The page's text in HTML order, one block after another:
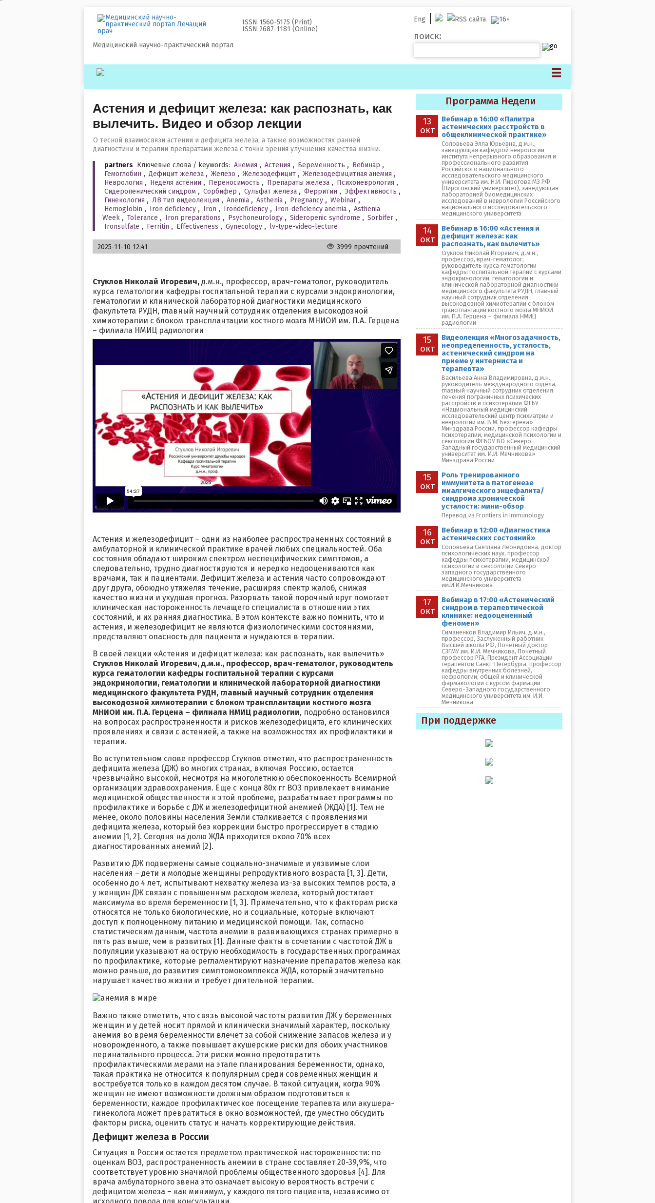
`
Медицинский научно-практический портал
ISSN 1560-5175 (Print)
ISSN 2687-1181 (Online)
Eng
поиск:
Астения и дефицит железа: как распознать, как
вылечить. Видео и обзор лекции
О тесной взаимосвязи астении и дефицита железа, а также возможностях ранней
диагностики и терапии препаратами железа с точки зрения улучшения качества жизни.
partners Ключевые слова / keywords: Анемия , Астения , Беременность , Вебинар ,
Гемоглобин , Дефицит железа , Железо , Железодефицит , Железодефицитная анемия ,
Неврология , Неделя астении , Переносимость , Препараты железа , Психоневрология ,
Сидеропенический синдром , Сорбифер , Сульфат железа , Ферритин , Эффективность ,
Гинекология , ЛВ тип видеолекция , Anemia , Asthenia , Pregnancy , Webinar ,
Hemoglobin , Iron deficiency , Iron , Irondeficiency , Iron-deficiency anemia , Asthenia
Week , Tolerance , Iron preparations , Psychoneurology , Sideropenic syndrome , Sorbifer ,
Ironsulfate , Ferritin , Effectiveness , Gynecology , lv-type-video-lecture
2025-11-10 12:41 3999 прочтений
Стуклов Николай Игоревич, д.м.н., профессор, врач-гематолог, руководитель
курса гематологии кафедры госпитальной терапии с курсами эндокринологии,
гематологии и клинической лабораторной диагностики медицинского
факультета РУДН, главный научный сотрудник отделения высокодозной
химиотерапии с блоком трансплантации костного мозга МНИОИ им. П.А. Герцена
– филиала НМИЦ радиологии
Астения и железодефицит – одни из наиболее распространенных состояний в
амбулаторной и клинической практике врачей любых специальностей. Оба
состояния обладают широким спектром неспецифических симптомов, а
следовательно, трудно диагностируются и нередко недооцениваются как
врачами, так и пациентами. Дефицит железа и астения часто сопровождают
друг друга, обоюдно утяжеляя течение, расширяя спектр жалоб, снижая
качество жизни и ухудшая прогноз. Разорвать такой порочный круг помогает
клиническая настороженность лечащего специалиста в отношении этих
состояний, и их ранняя диагностика. В этом контексте важно помнить, что и
астения, и железодефицит не являются физиологическими состояниями,
представляют опасность для пациента и нуждаются в терапии.
В своей лекции «Астения и дефицит железа: как распознать, как вылечить»
Стуклов Николай Игоревич, д.м.н., профессор, врач-гематолог, руководитель
курса гематологии кафедры госпитальной терапии с курсами
эндокринологии, гематологии и клинической лабораторной диагностики
медицинского факультета РУДН, главный научный сотрудник отделения
высокодозной химиотерапии с блоком трансплантации костного мозга
МНИОИ им. П.А. Герцена – филиала НМИЦ радиологии, подробно остановился
на вопросах распространенности и рисков железодефицита, его клинических
проявлениях и связи с астенией, а также на возможностях их профилактики и
терапии.
Во вступительном слове профессор Стуклов отметил, что распространенность
дефицита железа (ДЖ) во многих странах, включая Россию, остается
чрезвычайно высокой, несмотря на многолетнюю обеспокоенность Всемирной
организации здравоохранения. Еще с конца 80х гг ВОЗ привлекает внимание
медицинской общественности к этой проблеме, разрабатывает программы по
профилактике и борьбе с ДЖ и железодефицитной анемией (ЖДА) [1]. Тем не
менее, около половины населения Земли сталкивается с проявлениями
дефицита железа, который без коррекции быстро прогрессирует в стадию
анемии [1, 2]. Сегодня на долю ЖДА приходится около 70% всех
диагностированных анемий [2].
Развитию ДЖ подвержены самые социально-значимые и уязвимые слои
населения – дети и молодые женщины репродуктивного возраста [1, 3]. Дети,
особенно до 4 лет, испытывают нехватку железа из-за высоких темпов роста, а
у женщин ДЖ связан с повышенным расходом железа, который достигает
максимума во время беременности [1, 3]. Примечательно, что к факторам риска
относятся не только биологические, но и социальные, которые включают
доступ к полноценному питанию и медицинской помощи. Так, согласно
статистическим данным, частота анемии в развивающихся странах примерно в
пять раз выше, чем в развитых [1]. Данные факты в сочетании с частотой ДЖ в
популяции указывают на острую необходимость в государственных программах
по профилактике, которые регламентируют назначение препаратов железа как
можно раньше, до развития симптомокомплекса ЖДА, который значительно
нарушает качество жизни и требует длительной терапии.
Важно также отметить, что связь высокой частоты развития ДЖ у беременных
женщин и у детей носит прямой и клинически значимый характер, поскольку
анемия во время беременности влечет за собой снижение запасов железа и у
новорожденного, а также повышает акушерские риски для обоих участников
перинатального процесса. Эти риски можно предотвратить
профилактическими мерами на этапе планирования беременности, однако,
такая практика не относится к популярным среди современных женщин и
востребуется только в каждом десятом случае. В такой ситуации, когда 90%
женщин не имеют возможности должным образом подготовиться к
беременности, каждое профилактическое посещение терапевта или акушера-
гинеколога может превратиться в окно возможностей, где уместно обсудить
факторы риска, оценить статус и начать корректирующие действия.
Дефицит железа в России
Ситуация в России остается предметом практической настороженности: по
оценкам ВОЗ, распространенность анемии в стране составляет 20-39,9%, что
соответствует уровню значимой проблемы общественного здоровья [4]. Для
врача амбулаторного звена это означает высокую вероятность встречи с
дефицитом железа – как минимум, у каждого пятого пациента, независимо от
исходного повода для консультации.
Программа Недели
13
окт
Вебинар в 16:00 «Палитра
астенических расстройств в
общеклинической практике»
Соловьева Элла Юрьевна, д.м.н.,
заведующая кафедрой неврологии
института непрерывного образования и
профессионального развития
Российского национального
исследовательского медицинского
университета им. Н.И. Пирогова МЗ РФ
(Пироговский университет), заведующая
лабораторией биомедицинских
исследований в неврологии Российского
национального исследовательского
медицинского университета
14
окт
Вебинар в 16:00 «Астения и
дефицит железа: как
распознать, как вылечить»
Стуклов Николай Игоревич, д.м.н.,
профессор, врач-гематолог,
руководитель курса гематологии
кафедры госпитальной терапии с курсами
эндокринологии, гематологии и
клинической лабораторной диагностики
медицинского факультета РУДН, главный
научный сотрудник отделения
высокодозной химиотерапии с блоком
трансплантации костного мозга МНИОИ
им. П.А. Герцена – филиала НМИЦ
радиологии
15
окт
Видеолекция «Многозадачность,
неопределенность, усталость,
астенический синдром на
приеме у интерниста и
терапевта»
Васильева Анна Владимировна, д.м.н.,
руководитель международного отдела,
главный научный сотрудник отделения
лечения пограничных психических
расстройств и психотерапии ФГБУ
«Национальный медицинский
исследовательский центр психиатрии и
неврологии им. В.М. Бехтерева»
Минздрава России, профессор кафедры
психотерапии, медицинской психологии и
сексологии ФГБОУ ВО «Северо-
Западный государственный медицинский
университет им. И.И. Мечникова»
Минздрава России
15
окт
Роль тренированного
иммунитета в патогенезе
миалгического энцефалита/
синдрома хронической
усталости: мини-обзор
Перевод из Frontiers in Immunology
16
окт
Вебинар в 12:00 «Диагностика
астенических состояний»
Соловьева Светлана Леонидовна, доктор
психологических наук, профессор
кафедры психотерапии, медицинской
психологии и сексологии Северо-
западного государственного
медицинского университета
им.И.И.Мечникова
17
окт
Вебинар в 17:00 «Астенический
синдром в терапевтической
клинике: недооцененный
феномен»
Симаненков Владимир Ильич, д.м.н.,
профессор, Заслуженный работник
Высшей школы РФ, Почетный доктор
СЗГМУ им. И.И. Мечникова, Почетный
профессор РГА, Президент Ассоциации
терапевтов Санкт-Петербурга, профессор
кафедры внутренних болезней,
нефрологии, общей и клинической
фармакологии с курсом фармации
Северо-Западного государственного
медицинского университета им. И.И.
Мечникова
При поддержке